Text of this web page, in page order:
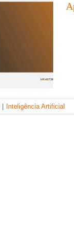
Inteligência Artificial